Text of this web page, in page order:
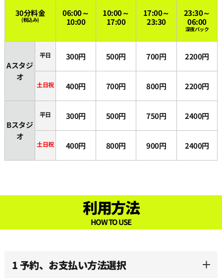
30分料金
(税込み)
06:00～
10:00
10:00～
17:00
17:00～
23:30
23:30～
06:00
深夜パック
Aスタジ
オ
平日 300円 500円 700円 2200円
土日祝 400円 700円 800円 2200円
Bスタジ
オ
平日 300円 500円 750円 2400円
土日祝 400円 800円 900円 2400円
利用方法
HOW TO USE
1 予約、お支払い方法選択